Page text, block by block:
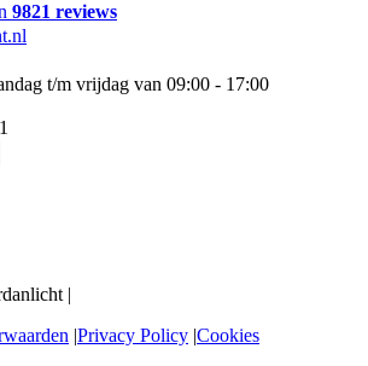
9821 reviews
t/m vrijdag van 09:00 - 17:00
|
Privacy Policy Cookies